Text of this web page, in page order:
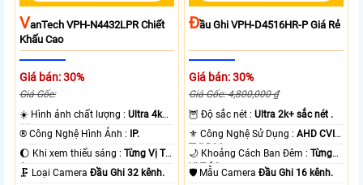
VAnTech VPH-N4432LPR Chiết
Khấu Cao
Giá bán: 30%
Giá Gốc:
☀️ Hình ảnh chất lượng :Ultra 4k
👍🏾 .
®️ Công Nghệ Hình Ảnh : IP.
🌔 Khi xem thiếu sáng :Từng Vị Trí
Camera .
🗜️ Loại CameraĐầu Ghi 32 kênh.
ĐẦu Ghi VPH-D4516HR-P Giá Rẻ
Giá bán: 30%
Giá Gốc: 4,800,000 ₫
🦉 Độ sắc nét :Ultra 2k+ sắc nét .
⚜️ Công Nghệ Sử Dụng :AHD CVI
TVI BCS.
🌙 Khoảng Cách Ban Đêm :Từng
Vị Trí Camera .
🛡 Mẫu CameraĐầu Ghi 16 kênh.